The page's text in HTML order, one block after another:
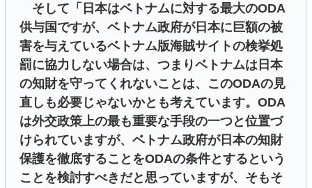
そして「日本はベトナムに対する最大のODA
供与国ですが、ベトナム政府が日本に巨額の被
害を与えているベトナム版海賊サイトの検挙処
罰に協力しない場合は、つまりベトナムは日本
の知財を守ってくれないことは、このODAの見
直しも必要じゃないかとも考えています。ODA
は外交政策上の最も重要な手段の一つと位置づ
けられていますが、ベトナム政府が日本の知財
保護を徹底することをODAの条件とするという
ことを検討すべきだと思っていますが、そもそ